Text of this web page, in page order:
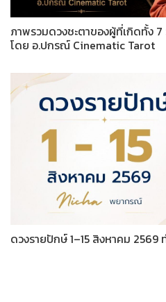
ภาพรวมดวงชะตาของผู้ที่เกิดทั้ง
โดย อ.ปกรณ์ Cinematic Tarot
ดวงรายปักษ์ 1–15 สิงหาคม